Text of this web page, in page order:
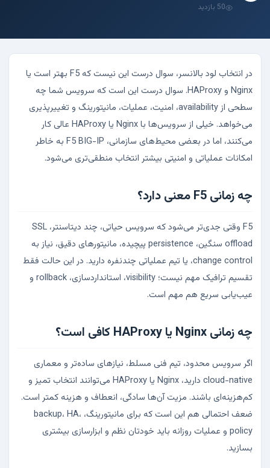
50 بازدید
در انتخاب لود بالانسر، سوال درست این نیست که F5 بهتر است یا
Nginx و HAProxy. سوال درست این است که سرویس شما چه
سطحی از availability، امنیت، عملیات، مانیتورینگ و تغییرپذیری
می‌خواهد. خیلی از سرویس‌ها با Nginx یا HAProxy عالی کار
می‌کنند، اما در بعضی محیط‌های سازمانی، F5 BIG-IP به خاطر
امکانات عملیاتی و امنیتی بیشتر انتخاب منطقی‌تری می‌شود.
چه زمانی F5 معنی دارد؟
F5 وقتی جدی‌تر می‌شود که سرویس حیاتی، چند دیتاسنتر، SSL
offload سنگین، persistence پیچیده، مانیتورهای دقیق، نیاز به
change control، یا تیم عملیاتی چندنفره دارید. در این حالت فقط
تقسیم ترافیک مهم نیست؛ visibility، استانداردسازی، rollback و
عیب‌یابی سریع هم مهم است.
چه زمانی Nginx یا HAProxy کافی است؟
اگر سرویس محدود، تیم فنی مسلط، نیازهای ساده‌تر و معماری
cloud-native دارید، Nginx یا HAProxy می‌توانند انتخاب تمیز و
کم‌هزینه‌ای باشند. مزیت آن‌ها سادگی، انعطاف و هزینه کمتر است.
ضعف احتمالی هم این است که برای مانیتورینگ، backup، HA،
policy و عملیات روزانه باید خودتان نظم و ابزارسازی بیشتری
بسازید.